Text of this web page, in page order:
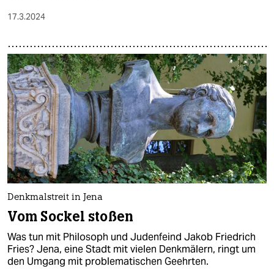
17.3.2024
Denkmalstreit in Jena
Vom Sockel stoßen
Was tun mit Philosoph und Judenfeind Jakob Friedrich
Fries? Jena, eine Stadt mit vielen Denkmälern, ringt um
den Umgang mit problematischen Geehrten.